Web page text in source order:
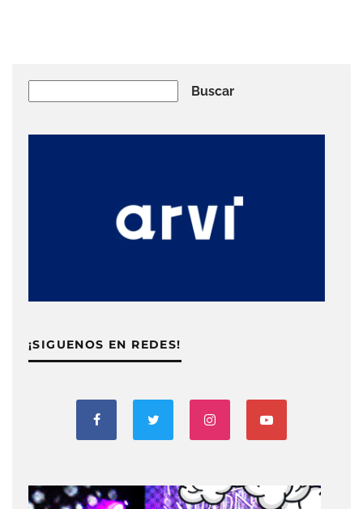
Buscar
¡SIGUENOS EN REDES!